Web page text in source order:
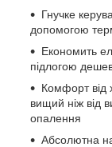
Гнучке
допомогою
Економить
підлогою
Комфорт від
вищий ніж від
опалення
Абсолютна